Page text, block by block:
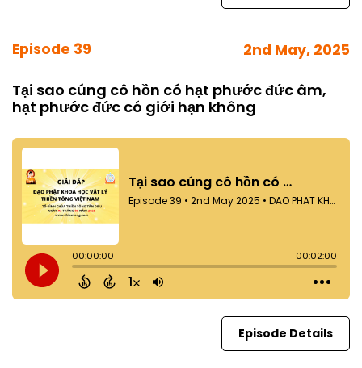
Episode 39 2nd May, 2025
Tại sao cúng cô hồn có hạt phước đức âm,
hạt phước đức có giới hạn không
Episode Details